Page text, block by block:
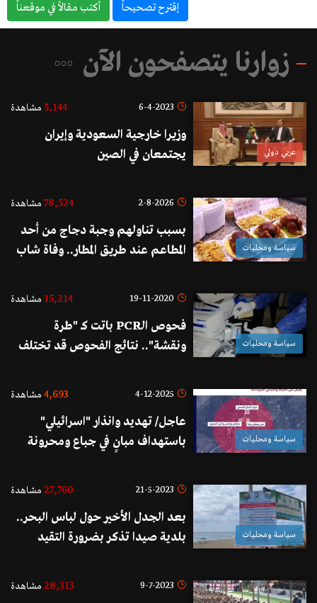
إقترح تصحيحاً أكتب مقالاً في موقعناً
زوارنا يتصفحون الآن
عربي دولي
6-4-2023
5,144 مشاهدة
وزيرا خارجية السعودية وإيران
يجتمعان في الصين
سياسة ومحليات
2-8-2026
78,524 مشاهدة
بسبب تناولهم وجبة دجاج من أحد
المطاعم عند طريق المطار.. وفاة شاب
سياسة ومحليات
19-11-2020
15,214 مشاهدة
فحوص الـPCR باتت كـ "طرة
ونقشة".. نتائج الفحوص قد تختلف
الوطن)
سياسة ومحليات
4-12-2025
4,693 مشاهدة
عاجل/ تهديد وانذار "اسرائيلي"
باستهداف مبانٍ في جباع ومحرونة
سياسة ومحليات
21-5-2023
27,760 مشاهدة
بعد الجدل الأخير حول لباس البحر..
بلدية صيدا تذكر بضرورة التقيد
المشروبات الروحية إلى المسبح الشعبي
9-7-2023
28,313 مشاهدة